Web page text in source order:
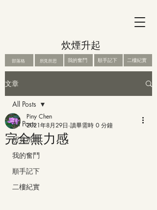
炊煙升起
所見所思 我的奮鬥 順手記下
部落格 二樓紀實
文章
All Posts
所見所思
我的奮鬥
順手記下
二樓紀實
All Posts
完全無力感
Piny Chen
2021年8月29日 讀畢需時 0 分鐘